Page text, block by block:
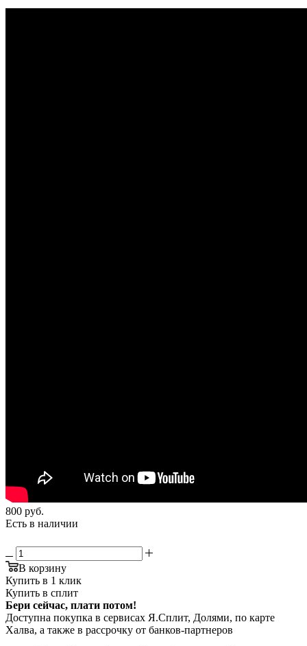
800 руб.
Есть в наличии
В корзину
Купить в 1 клик
Купить в сплит
Бери сейчас, плати потом!
Доступна покупка в сервисах Я.Сплит, Долями, по карте
Халва, а также в рассрочку от банков-партнеров